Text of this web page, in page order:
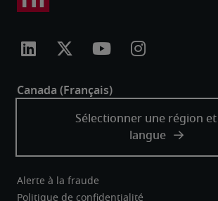
Alerte à la fraude
Politique de confidentialité